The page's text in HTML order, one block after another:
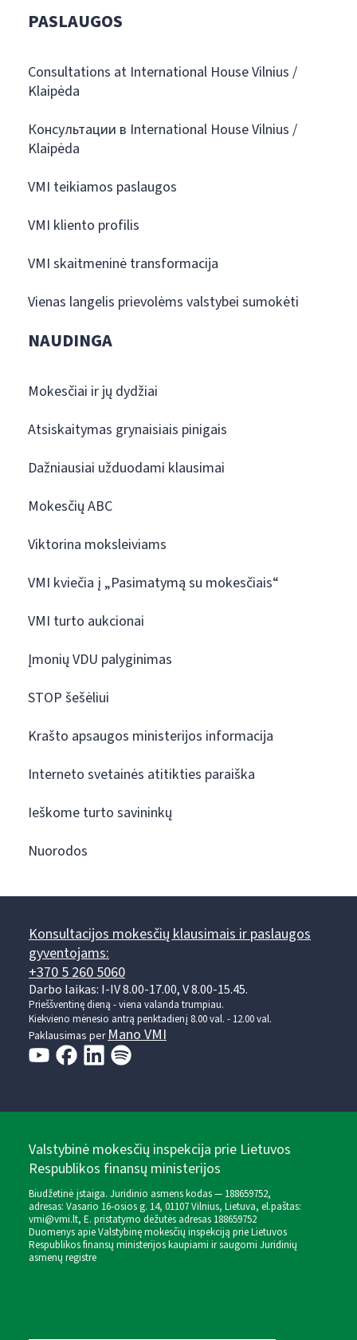
PASLAUGOS
Consultations at International House Vilnius /
Klaipėda
Консультации в International House Vilnius /
Klaipėda
VMI teikiamos paslaugos
VMI kliento profilis
VMI skaitmeninė transformacija
Vienas langelis prievolėms valstybei sumokėti
NAUDINGA
Mokesčiai ir jų dydžiai
Atsiskaitymas grynaisiais pinigais
Dažniausiai užduodami klausimai
Mokesčių ABC
Viktorina moksleiviams
VMI kviečia į „Pasimatymą su mokesčiais“
VMI turto aukcionai
Įmonių VDU palyginimas
STOP šešėliui
Krašto apsaugos ministerijos informacija
Interneto svetainės atitikties paraiška
Ieškome turto savininkų
Nuorodos
Konsultacijos mokesčių klausimais ir paslaugos
gyventojams:
+370 5 260 5060
Darbo laikas: I-IV 8.00-17.00, V 8.00-15.45.
Prieššventinę dieną - viena valanda trumpiau.
Kiekvieno mėnesio antrą penktadienį 8.00 val. - 12.00 val.
Paklausimas perMano VMI
Valstybinė mokesčių inspekcija prie Lietuvos
Respublikos finansų ministerijos
Biudžetinė įstaiga. Juridinio asmens kodas — 188659752,
adresas: Vasario 16-osios g. 14, 01107 Vilnius, Lietuva, el.paštas:
vmi@vmi.lt, E. pristatymo dėžutės adresas 188659752
Duomenys apie Valstybinę mokesčių inspekciją prie Lietuvos
Respublikos finansų ministerijos kaupiami ir saugomi Juridinių
asmenų registre